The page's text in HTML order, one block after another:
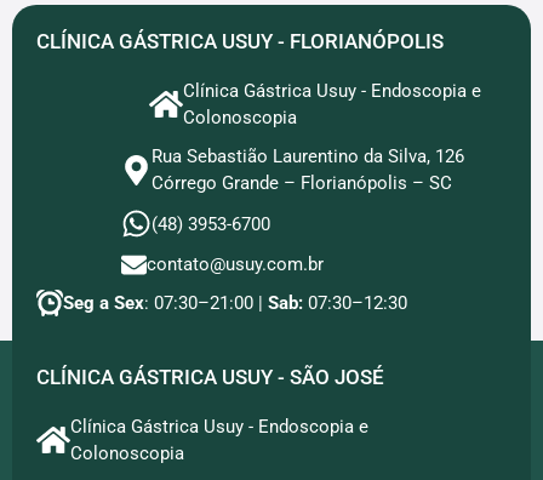
CLÍNICA GÁSTRICA USUY - FLORIANÓPOLIS
Clínica Gástrica Usuy - Endoscopia e
Colonoscopia
Rua Sebastião Laurentino da Silva, 126
Córrego Grande – Florianópolis – SC
(48) 3953-6700
contato@usuy.com.br
Seg a Sex: 07:30–21:00 | Sab: 07:30–12:30
CLÍNICA GÁSTRICA USUY - SÃO JOSÉ
Clínica Gástrica Usuy - Endoscopia e
Colonoscopia